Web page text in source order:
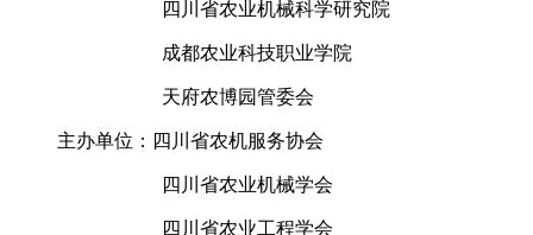
四川省农业机械科学研究院
成都农业科技职业学院
天府农博园管委会
主办单位：四川省农机服务协会
四川省农业机械学会
四川省农业工程学会